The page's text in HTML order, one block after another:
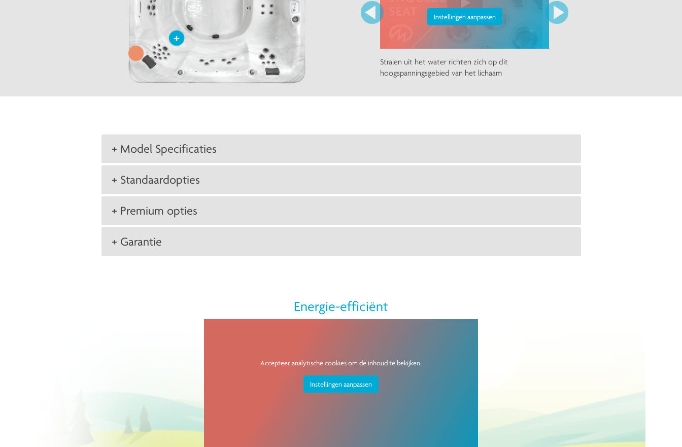
+
Instellingen aanpassen
Stralen uit het water richten zich op dit
hoogspanningsgebied van het lichaam
+ Model Specificaties
+ Standaardopties
+ Premium opties
+ Garantie
Energie-efficiënt
Accepteer analytische cookies om de inhoud te bekijken.
Instellingen aanpassen